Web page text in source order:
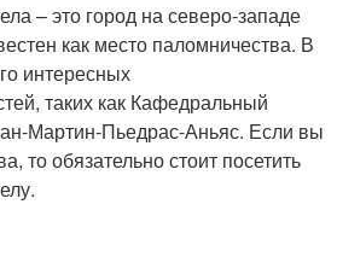
– это город на северо-западе
как место паломничества. В
интересных
таких как Кафедральный
Мартин-Пьедрас-Аньяс. Если вы
то обязательно стоит посетить